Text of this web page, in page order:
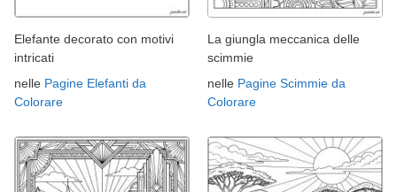
Elefante decorato con motivi
intricati
nelle Pagine Elefanti da
Colorare
La giungla meccanica delle
scimmie
nelle Pagine Scimmie da
Colorare